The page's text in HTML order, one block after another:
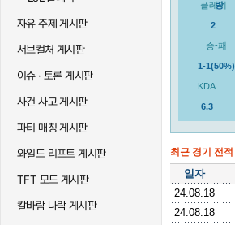
자유 주제 게시판
서브컬처 게시판
이슈 · 토론 게시판
사건 사고 게시판
파티 매칭 게시판
와일드 리프트 게시판
TFT 모드 게시판
칼바람 나락 게시판
랑
플레이
2
승-패
1-1(50%)
KDA
6.3
최근 경기 전적
일자
24.08.18
24.08.18